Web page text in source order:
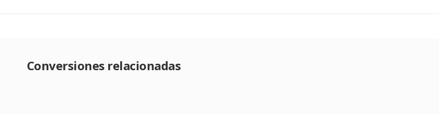
Conversiones relacionadas